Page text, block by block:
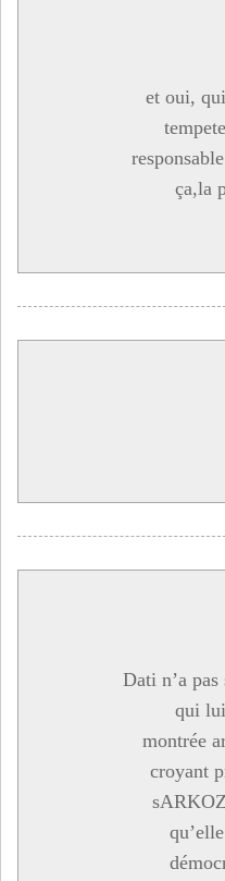
et oui,
ça,la
Dati n’a
qui
montrée
croyant